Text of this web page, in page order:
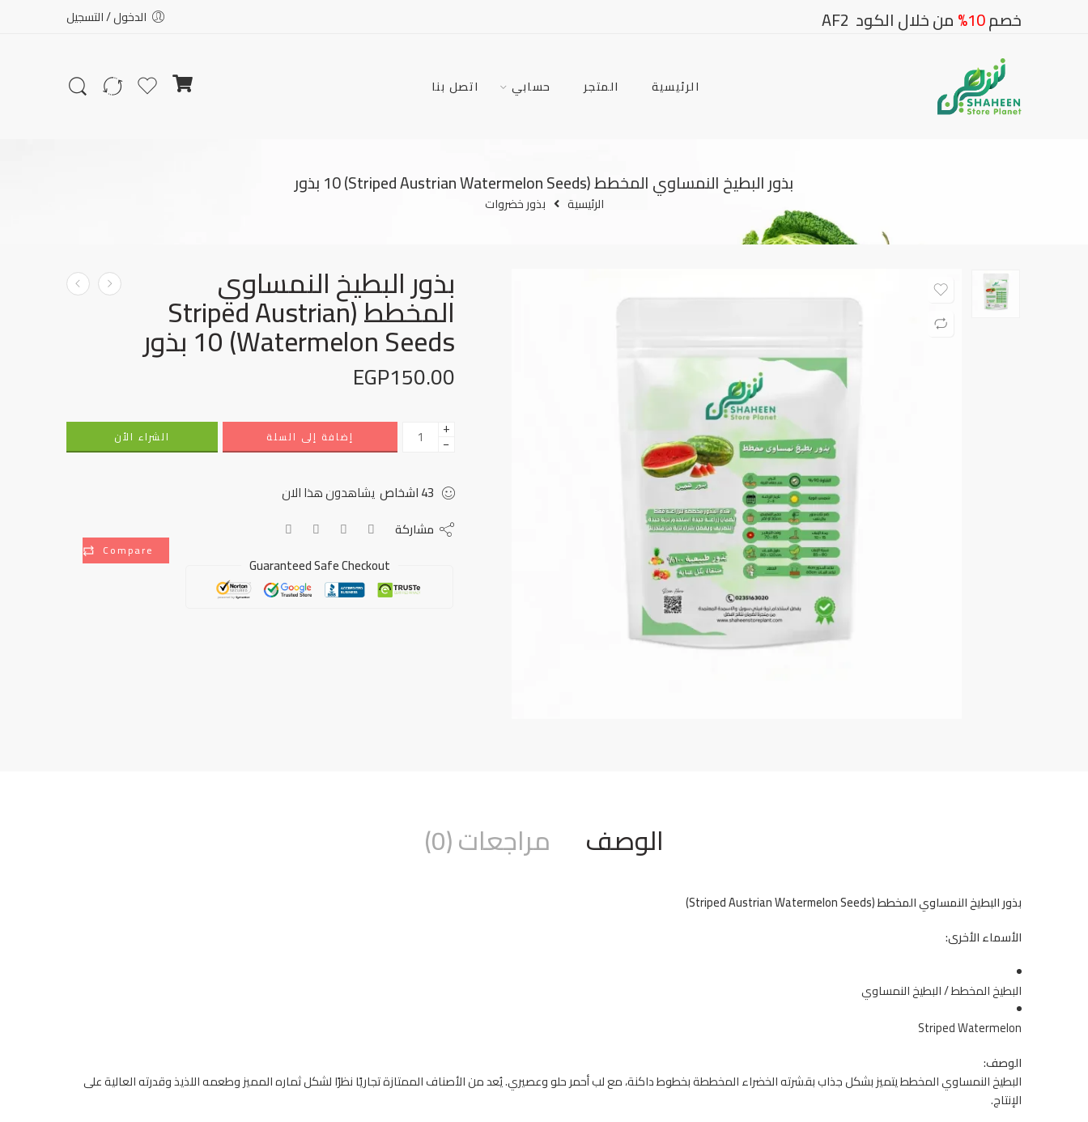
خصم10% من خلال الكود AF2 الدخول / التسجيل
الرئيسية المتجر حسابي اتصل بنا
بذور البطيخ النمساوي المخطط (Striped Austrian Watermelon Seeds) 10 بذور
الرئيسية بذور خضروات
بذور البطيخ النمساوي
المخطط (Striped Austrian
Watermelon Seeds) 10 بذور
EGP150.00
+
− إضافة إلى السلة الشراء الأن
43اشخاص يشاهدون هذا الان
Compare
مشاركة
Guaranteed Safe Checkout
الوصف مراجعات (0)
بذور البطيخ النمساوي المخطط (Striped Austrian Watermelon Seeds)
الأسماء الأخرى:
البطيخ المخطط / البطيخ النمساوي
Striped Watermelon
الوصف:
البطيخ النمساوي المخطط يتميز بشكل جذاب بقشرته الخضراء المخططة بخطوط داكنة، مع لب أحمر حلو وعصيري. يُعد من الأصناف الممتازة تجاريًا نظرًا لشكل ثماره المميز وطعمه اللذيذ وقدرته العالية على
الإنتاج.